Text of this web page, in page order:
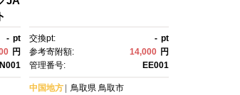
- pt
円
交換pt: - pt
参考寄附額:
14,000 円
管理番号:
EE001
中国地方 鳥取県 鳥取市